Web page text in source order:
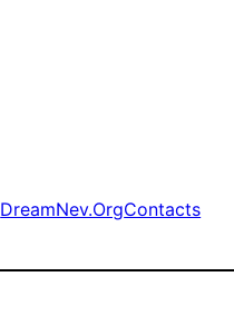
DreamNev.OrgContacts